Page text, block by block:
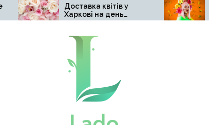
Доставка квітів у
Харкові на день
народження: топ-10
Чому варто
натуральну
косметику